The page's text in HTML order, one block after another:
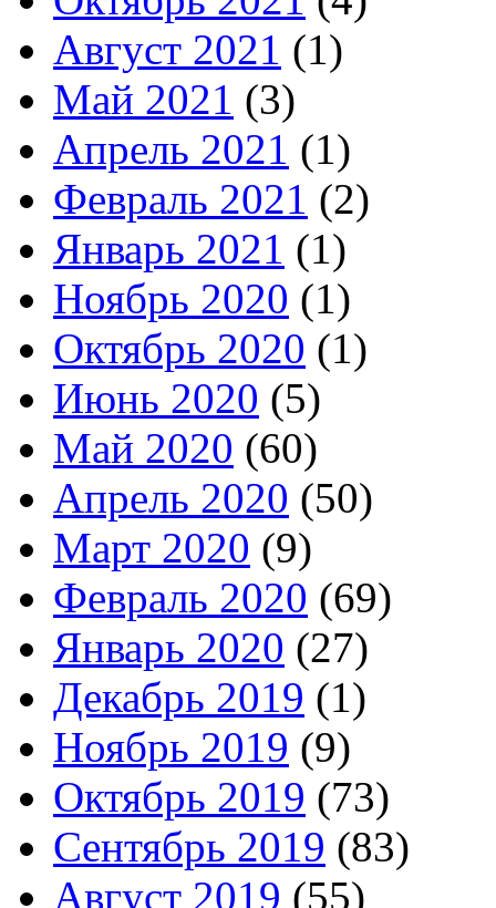
Август 2021 (1)
Май 2021 (3)
Апрель 2021 (1)
Февраль 2021 (2)
Январь 2021 (1)
Ноябрь 2020 (1)
Октябрь 2020 (1)
Июнь 2020 (5)
Май 2020 (60)
Апрель 2020 (50)
Март 2020 (9)
Февраль 2020 (69)
Январь 2020 (27)
Декабрь 2019 (1)
Ноябрь 2019 (9)
Октябрь 2019 (73)
Сентябрь 2019 (83)
Август 2019 (55)